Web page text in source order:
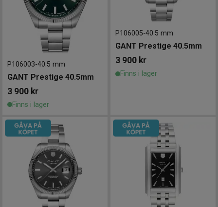
P106003-40.5 mm
GANT Prestige 40.5mm
3 900 kr
Finns i lager
P106005-40.5 mm
GANT Prestige 40.5mm
3 900 kr
Finns i lager